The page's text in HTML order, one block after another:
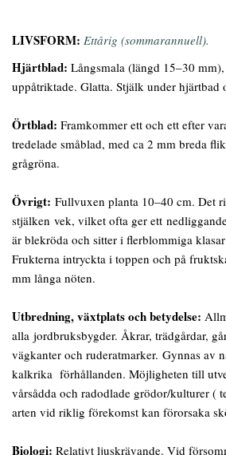
LIVSFORM: Ettårig (sommarannuell).
Hjärtblad: Långsmala (längd 15–30
uppåtriktade. Glatta. Stjälk under hjärtbad
Örtblad: Framkommer ett och ett efter
tredelade småblad, med ca 2 mm breda
grågröna.
Övrigt: Fullvuxen planta 10–40 cm. Det
stjälken vek, vilket ofta ger ett
är blekröda och sitter i flerblommiga
Frukterna intryckta i toppen och på
mm långa nöten.
Utbredning, växtplats och betydelse:
alla jordbruksbygder. Åkrar, trädgårdar,
vägkanter och ruderatmarker. Gynnas av
kalkrika förhållanden. Möjligheten till
vårsådda och radodlade grödor/kulturer (
arten vid riklig förekomst kan förorsaka
Biologi: Relativt ljuskrävande. Vid